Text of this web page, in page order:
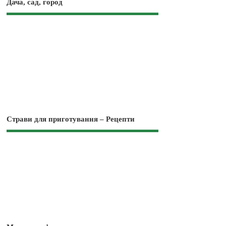
Дача, сад, город
Страви для приготування – Рецепти